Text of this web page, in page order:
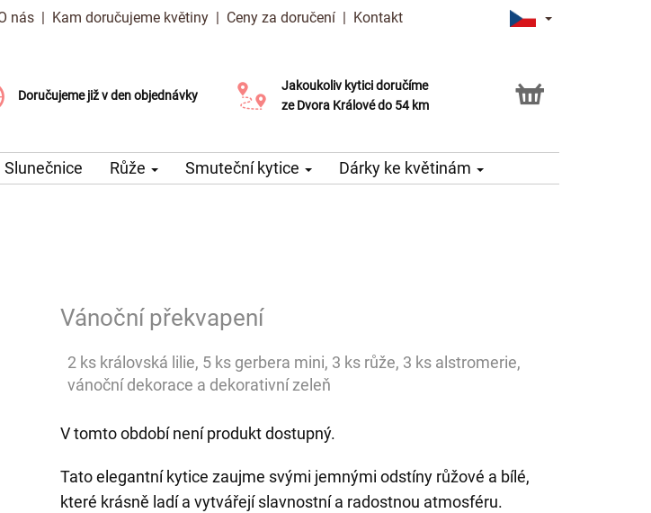
nás | Kam doručujeme květiny | Ceny za doručení | Kontakt
Doručujeme již v den objednávky
Doručujeme již od 99 Kč
Možný výběr času a dne doručení
Jakoukoliv kytici doručíme
ze Dvora Králové do 54 km
Možnost vyzvednout v naší květince
Slunečnice Růže Smuteční kytice Dárky ke květinám
Vánoční překvapení
2 ks královská lilie, 5 ks gerbera mini, 3 ks růže, 3 ks alstromerie,
vánoční dekorace a dekorativní zeleň
V tomto období není produkt dostupný.
Tato elegantní kytice zaujme svými jemnými odstíny růžové a bílé,
které krásně ladí a vytvářejí slavnostní a radostnou atmosféru.